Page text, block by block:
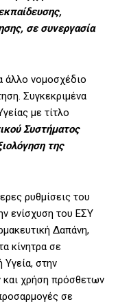
σε συνεργασία
άλλο νομοσχέδιο
Συγκεκριμένα
με τίτλο
Συστήματος
της
ρυθμίσεις του
ενίσχυση του ΕΣΥ
Δαπάνη,
κίνητρα σε
Υγεία, στην
χρήση πρόσθετων
σε